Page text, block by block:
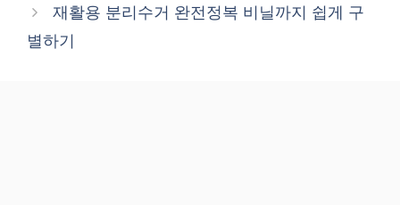
재활용 분리수거 완전정복 비닐까지 쉽게 구
별하기